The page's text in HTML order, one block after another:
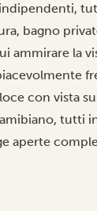
indipendenti,
bagno
ammirare la
con vista
tutti
aperte